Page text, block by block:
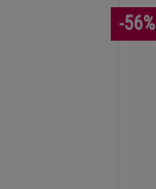
-56%